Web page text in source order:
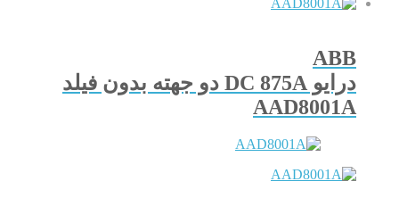
ABB
درایو DC 875A دو جهته بدون فیلد
AAD8001A